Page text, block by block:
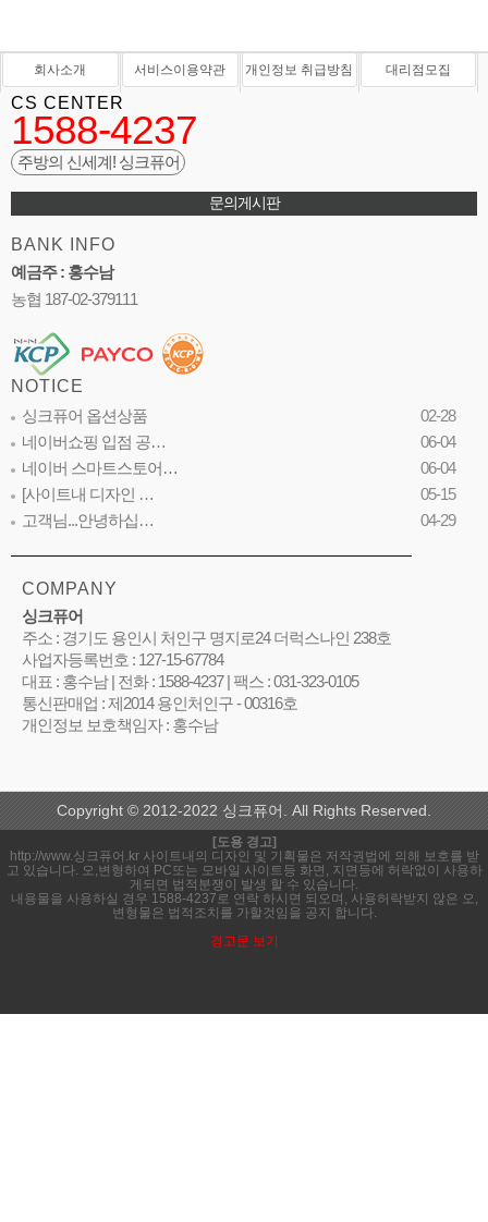
회사소개 서비스이용약관 개인정보 취급방침 대리점모집
CS CENTER
1588-4237
주방의 신세계! 싱크퓨어
문의게시판
BANK INFO
예금주 : 홍수남
농협 187-02-379111
NOTICE
싱크퓨어 옵션상품
02-28
네이버쇼핑 입점 공…
06-04
네이버 스마트스토어…
06-04
[사이트내 디자인 …
05-15
고객님...안녕하십…
04-29
COMPANY
싱크퓨어
주소 : 경기도 용인시 처인구 명지로24 더럭스나인 238호
사업자등록번호 : 127-15-67784
대표 : 홍수남 | 전화 : 1588-4237 | 팩스 : 031-323-0105
통신판매업 : 제2014 용인처인구 - 00316호
개인정보 보호책임자 : 홍수남
Copyright © 2012-2022 싱크퓨어. All Rights Reserved.
[도용 경고]
http://www.싱크퓨어.kr 사이트내의 디자인 및 기획물은 저작권법에 의해 보호를 받
고 있습니다. 오,변형하여 PC또는 모바일 사이트등 화면, 지면등에 허락없이 사용하
게되면 법적분쟁이 발생 할 수 있습니다.
내용물을 사용하실 경우 1588-4237로 연락 하시면 되오며, 사용허락받지 않은 오,
변형물은 법적조치를 가할것임을 공지 합니다.
경고문 보기